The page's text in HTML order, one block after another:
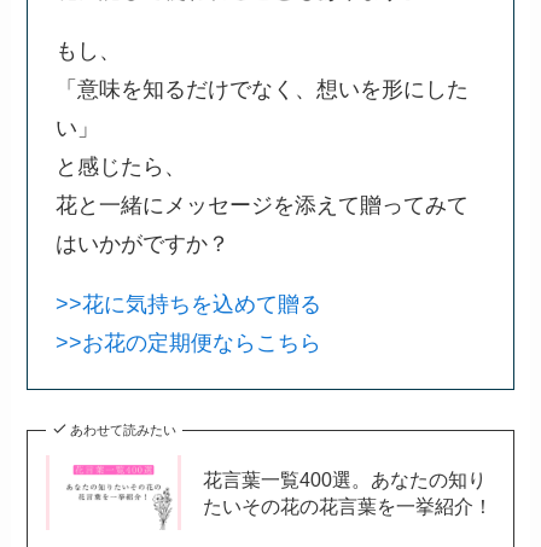
もし、
「意味を知るだけでなく、想いを形にした
い」
と感じたら、
花と一緒にメッセージを添えて贈ってみて
はいかがですか？
>>花に気持ちを込めて贈る
>>お花の定期便ならこちら
あわせて読みたい
花言葉一覧400選。あなたの知り
たいその花の花言葉を一挙紹介！